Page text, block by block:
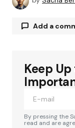
Add a
Votre
champs
Alternative:
Keep
By pressing the
read and are